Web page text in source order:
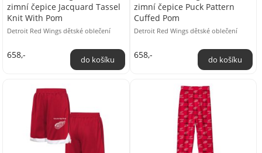
zimní čepice Jacquard Tassel
Knit With Pom
Detroit Red Wings dětské oblečení
658,-
zimní čepice Puck Pattern
Cuffed Pom
Detroit Red Wings dětské oblečení
658,-